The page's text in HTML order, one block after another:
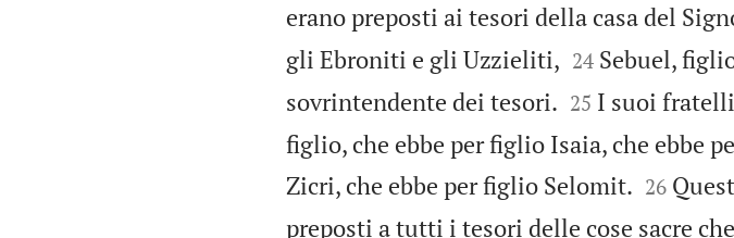
erano preposti ai tesori della casa del
gli Ebroniti e gli Uzzieliti,
24 Sebuel,
sovrintendente dei tesori.
25 I suoi
figlio, che ebbe per figlio Isaia, che ebbe
Zicri, che ebbe per figlio Selomit.
26
preposti a tutti i tesori delle cose sacre